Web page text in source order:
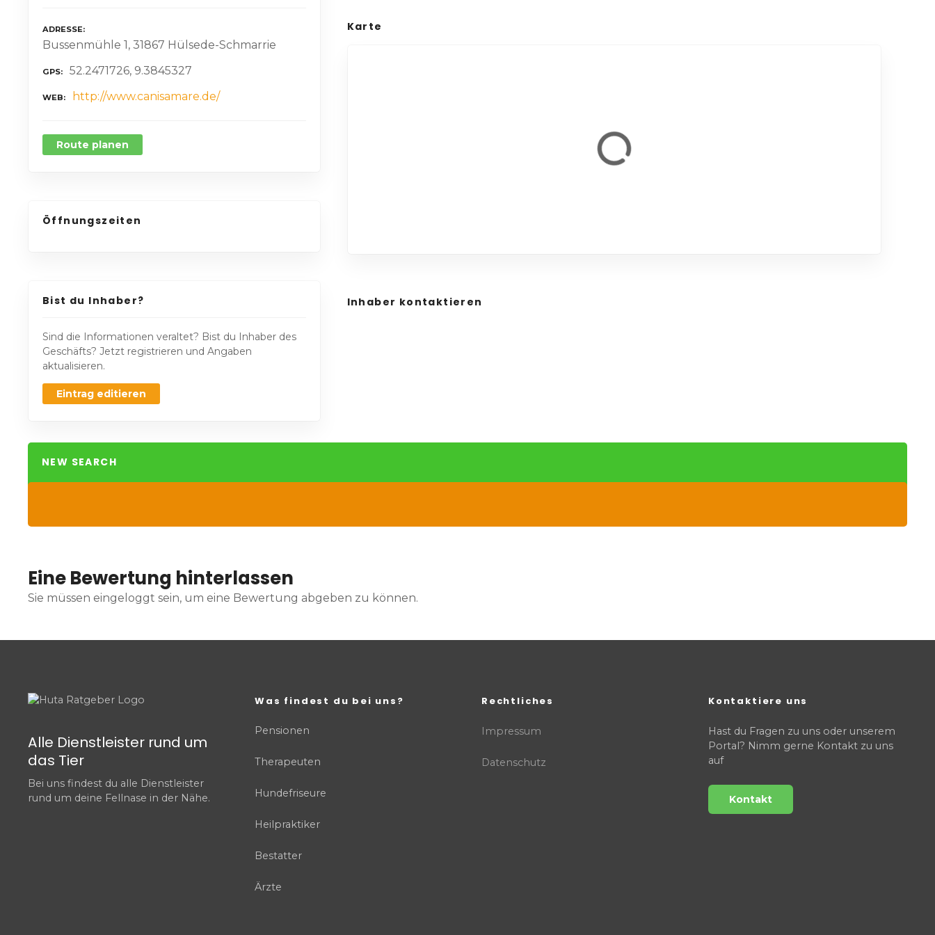
ADRESSE
Bussenmühle 1, 31867 Hülsede-Schmarrie
GPS 52.2471726, 9.3845327
WEB http://www.canisamare.de/
Route planen
Öffnungszeiten
Bist du Inhaber?
Sind die Informationen veraltet? Bist du Inhaber des
Geschäfts? Jetzt registrieren und Angaben
aktualisieren.
Eintrag editieren
Karte
Inhaber kontaktieren
NEW SEARCH
Eine Bewertung hinterlassen
Sie müssen eingeloggt sein, um eine Bewertung abgeben zu können.
Alle Dienstleister rund um
das Tier
Bei uns findest du alle Dienstleister
rund um deine Fellnase in der Nähe.
Was findest du bei uns?
Pensionen
Therapeuten
Hundefriseure
Heilpraktiker
Bestatter
Ärzte
Rechtliches
Impressum
Datenschutz
Kontaktiere uns
Hast du Fragen zu uns oder unserem
Portal? Nimm gerne Kontakt zu uns
auf
Kontakt